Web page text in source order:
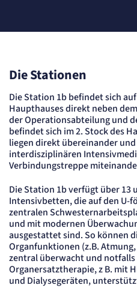
Die Stationen
Die Station 1b befindet sich
Haupthauses direkt neben
der Operationsabteilung und
befindet sich im 2. Stock des
liegen direkt übereinander
interdisziplinären
Verbindungstreppe
Die Station 1b verfügt über 13
Intensivbetten, die auf den U-
zentralen
und mit modernen
ausgestattet sind. So können
Organfunktionen (z.B.
zentral überwacht und notfalls
Organersatztherapie, z B. mit
und Dialysegeräten,
etracker Analytics
Anbieter:
Zweck:
Cookie Erkennung
Cookie Laufzeit:
2 Jahre
etracker Analytics
et_allow_cookies
Anbieter:
etracker GmbH
Zweck:
Es erlaubt eTracker Cookies zu setzen.
Cookie Laufzeit:
480 Tage
etracker Analytics